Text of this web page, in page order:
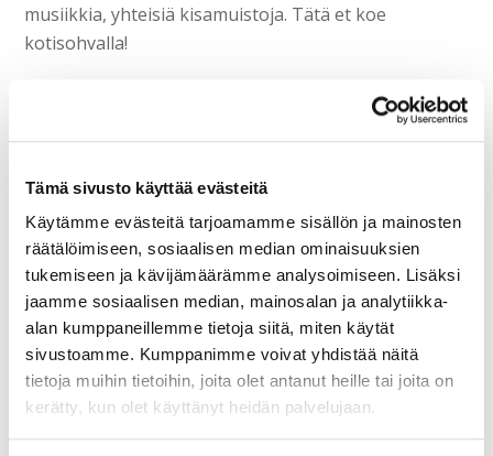
Tämä sivusto käyttää evästeitä
Käytämme evästeitä tarjoamamme sisällön ja mainosten
räätälöimiseen, sosiaalisen median ominaisuuksien
tukemiseen ja kävijämäärämme analysoimiseen. Lisäksi
jaamme sosiaalisen median, mainosalan ja analytiikka-
alan kumppaneillemme tietoja siitä, miten käytät
sivustoamme. Kumppanimme voivat yhdistää näitä
tietoja muihin tietoihin, joita olet antanut heille tai joita on
kerätty, kun olet käyttänyt heidän palvelujaan.
musiikkia, yhteisiä kisamuistoja. Tätä et koe
kotisohvalla!
❤️ Valitse sinulle mieluisin lippu. Ladun varteen
parhaille paikoille vai pääkatsomoon loppusuoran
paikat ovat myynnissä nyt!
❤️ Ampumahiihto on parasta paikan päällä. Yleisön
pauhu ja kannustus, ampumapaikan odottava
tunnelma. Osuma vai huti? Tiukat ratkaisut ja
sekuntikamppailut. Ole siellä – tapahtumien
jännittävässä keskipisteessä, ampumahiihdon
maailman tähtien joukossa.